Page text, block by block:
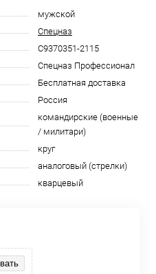
мужской
Спецназ
С9370351-2115
Спецназ Профессионал
Бесплатная доставка
Россия
командирские (военные
/ милитари)
круг
аналоговый (стрелки)
кварцевый